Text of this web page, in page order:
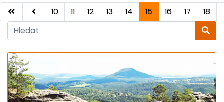
Previous
10 11 12 13 14 15 16 17 18